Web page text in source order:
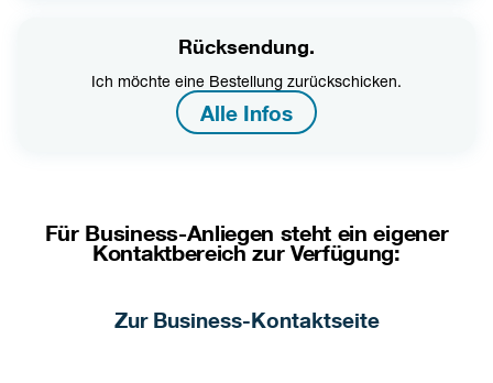
Rücksendung.
Ich möchte eine Bestellung zurückschicken.
Alle Infos
Für Business-Anliegen steht ein eigener
Kontaktbereich zur Verfügung:
Zur Business-Kontaktseite